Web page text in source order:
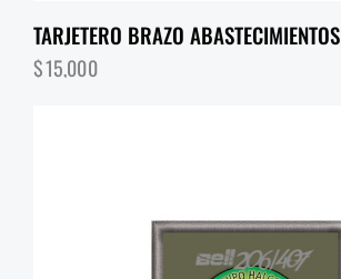
TARJETERO BRAZO ABASTECIMIENTOS
$15,000